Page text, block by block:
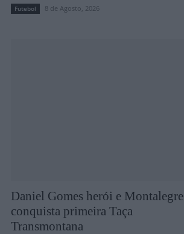
Futebol 8 de Agosto, 2026
Daniel Gomes herói e Montalegre
conquista primeira Taça
Transmontana